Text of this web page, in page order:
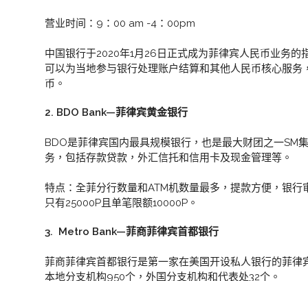
营业时间：9：00 am -4：00pm
中国银行于2020年1月26日正式成为菲律宾人民币业务的
可以为当地参与银行处理账户结算和其他人民币核心服
币。
2. BDO Bank—菲律宾黄金银行
BDO是菲律宾国内最具规模银行，也是最大财团之一SM
务，包括存款贷款，外汇信托和信用卡及现金管理等。
特点：全菲分行数量和ATM机数量最多，提款方便，银
只有25000P且单笔限额10000P。
3. Metro Bank—菲商菲律宾首都银行
菲商菲律宾首都银行是第一家在美国开设私人银行的菲
本地分支机构950个，外国分支机构和代表处32个。